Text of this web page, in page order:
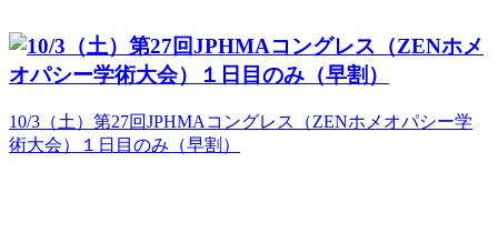
10/3（土）第27回JPHMAコングレス（ZENホメオパシー学
術大会）１日目のみ（早割）